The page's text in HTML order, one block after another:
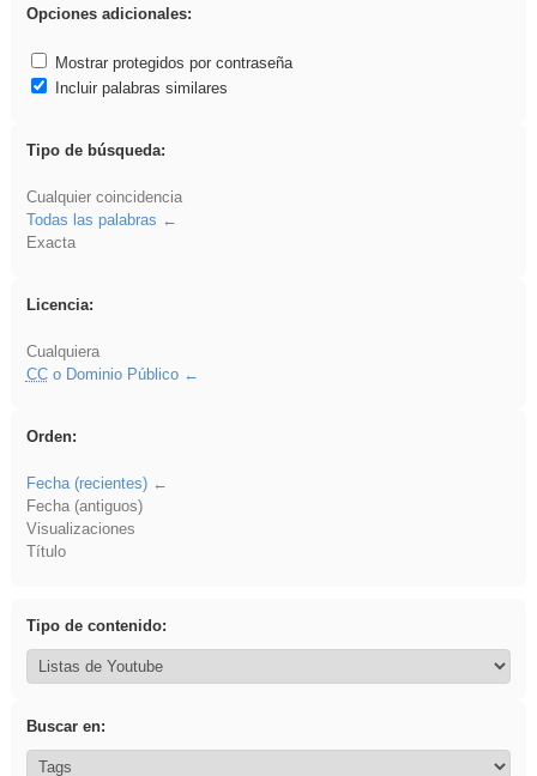
Opciones adicionales:
Mostrar protegidos por contraseña
Incluir palabras similares
Tipo de búsqueda:
Cualquier coincidencia
Todas las palabras
Exacta
Licencia:
Cualquiera
CCo Dominio Público
Orden:
Fecha (recientes)
Fecha (antiguos)
Visualizaciones
Título
Tipo de contenido:
Buscar en: